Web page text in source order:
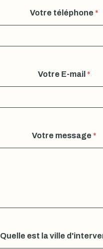
Votre téléphone *
Votre E-mail *
Votre message *
Quelle est la ville